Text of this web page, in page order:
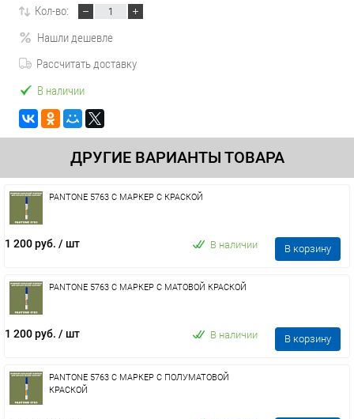
Кол-во:
Нашли дешевле
Рассчитать доставку
В наличии
ДРУГИЕ ВАРИАНТЫ ТОВАРА
PANTONE 5763 C МАРКЕР С КРАСКОЙ
1 200 руб. / шт В наличии В корзину
PANTONE 5763 C МАРКЕР С МАТОВОЙ КРАСКОЙ
1 200 руб. / шт В наличии В корзину
PANTONE 5763 C МАРКЕР С ПОЛУМАТОВОЙ
КРАСКОЙ